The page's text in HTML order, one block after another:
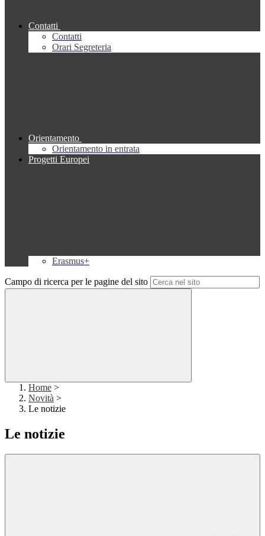
Contatti
Contatti
Orari Segreteria
Orientamento
Orientamento in entrata
Progetti Europei
Erasmus+
Campo di ricerca per le pagine del sito
Home >
Novità >
Le notizie
Le notizie